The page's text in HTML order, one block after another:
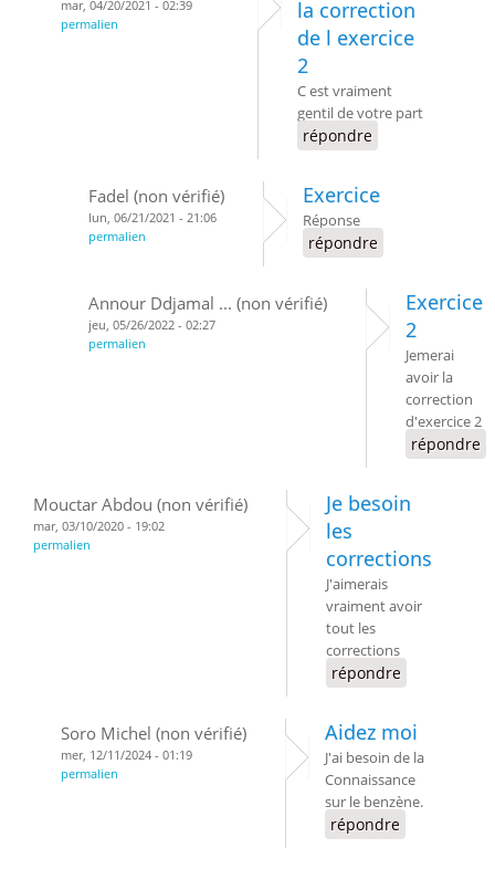
mar, 04/20/2021 - 02:39
permalien
la correction
de l exercice
2
C est vraiment
gentil de votre part
répondre
Fadel (non vérifié)
lun, 06/21/2021 - 21:06
permalien
Exercice
Réponse
répondre
Annour Ddjamal ... (non vérifié)
jeu, 05/26/2022 - 02:27
permalien
Exercice
2
Jemerai
avoir la
correction
d'exercice 2
répondre
Mouctar Abdou (non vérifié)
mar, 03/10/2020 - 19:02
permalien
Je besoin
les
corrections
J'aimerais
vraiment avoir
tout les
corrections
répondre
Soro Michel (non vérifié)
mer, 12/11/2024 - 01:19
permalien
Aidez moi
J'ai besoin de la
Connaissance
sur le benzène.
répondre